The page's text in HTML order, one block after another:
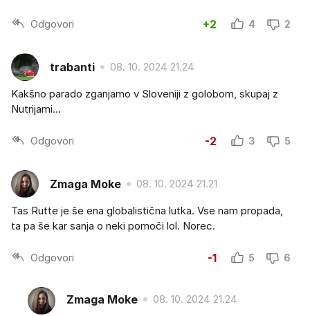
Odgovori +2 4 2
trabanti 08. 10. 2024 21.24
Kakšno parado zganjamo v Sloveniji z golobom, skupaj z
Nutrijami...
Odgovori -2 3 5
Zmaga Moke 08. 10. 2024 21.21
Tas Rutte je še ena globalistična lutka. Vse nam propada,
ta pa še kar sanja o neki pomoči lol. Norec.
Odgovori -1 5 6
Zmaga Moke 08. 10. 2024 21.24